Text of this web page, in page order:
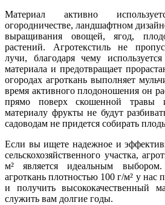
Материал активно
огородничестве, ландшафтном
выращивания овощей, ягод,
растений. Агротекстиль не
лучи, благодаря чему
материала и предотвращает
огородах агроткань выполняет
время активного плодоношения он
прямо поверх скошенной травы
материалу фрукты не будут
садоводам не придется собирать
Если вы ищете надежное и
сельскохозяйственного участка,
м² является идеальным
агроткань плотностью 100 г/м² у нас
и получить высококачественный
служить вам долгие годы.